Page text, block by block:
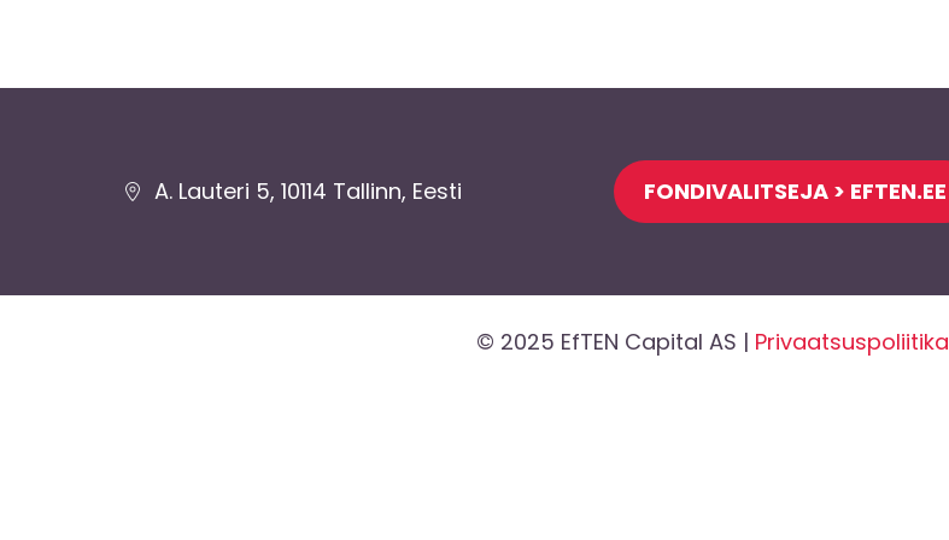
navigatsioonA. Lauteri 5, 10114 Tallinn, Eesti FONDIVALITSEJA > EFTEN.EE
© 2025 EfTEN Capital AS | Privaatsuspoliitika